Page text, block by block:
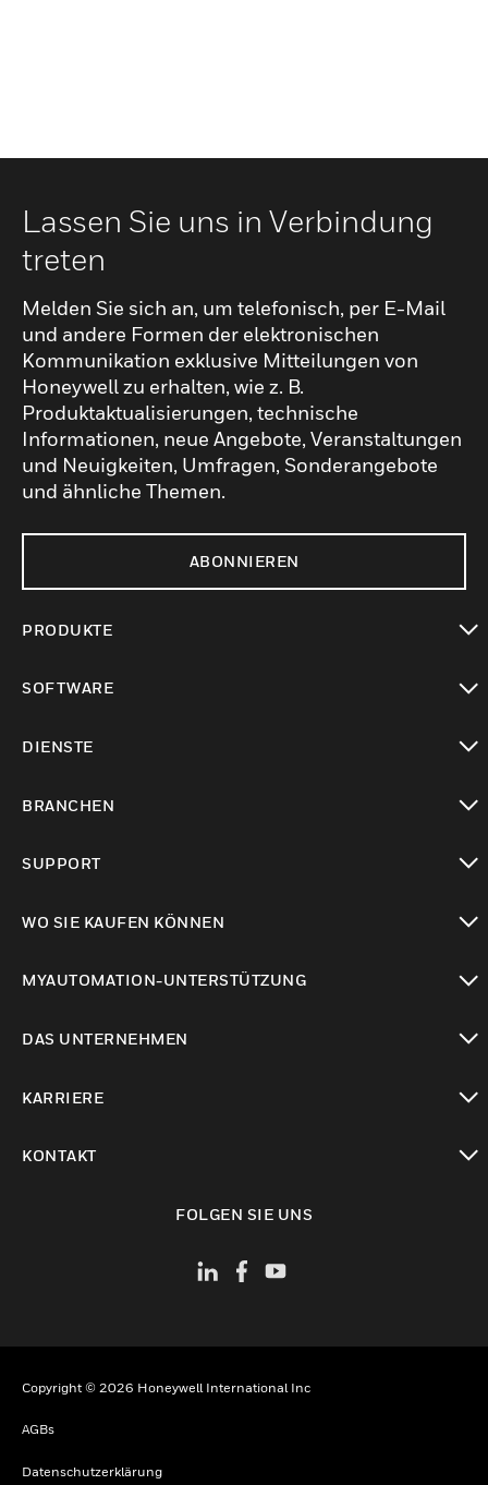
Lassen Sie uns in Verbindung
treten
Melden Sie sich an, um telefonisch, per E-Mail
und andere Formen der elektronischen
Kommunikation exklusive Mitteilungen von
Honeywell zu erhalten, wie z. B.
Produktaktualisierungen, technische
Informationen, neue Angebote, Veranstaltungen
und Neuigkeiten, Umfragen, Sonderangebote
und ähnliche Themen.
ABONNIEREN
PRODUKTE
SOFTWARE
DIENSTE
BRANCHEN
SUPPORT
WO SIE KAUFEN KÖNNEN
MYAUTOMATION-UNTERSTÜTZUNG
DAS UNTERNEHMEN
KARRIERE
KONTAKT
FOLGEN SIE UNS
Copyright © 2026 Honeywell International Inc
AGBs
Datenschutzerklärung